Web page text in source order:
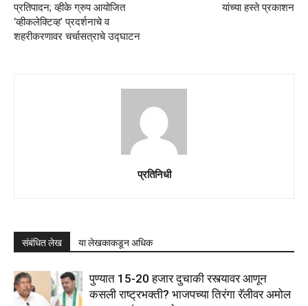
प्रतिपादन; व्हीके ग्रुप आयोजित
‘व्हीकलेक्टिव्ह’ प्रदर्शनाचे व
शहरीकरणावर चर्चासत्राचे उद्घाटन
यांच्या हस्ते प्रकाशन
प्रतिनिधी
संबंधित लेख या लेखकाकडून अधिक
पुण्यात 15-20 हजार दुचाकी रस्त्यावर आणून
कसली राष्ट्रभक्ती? भाजपच्या तिरंगा रॅलीवर अमोल